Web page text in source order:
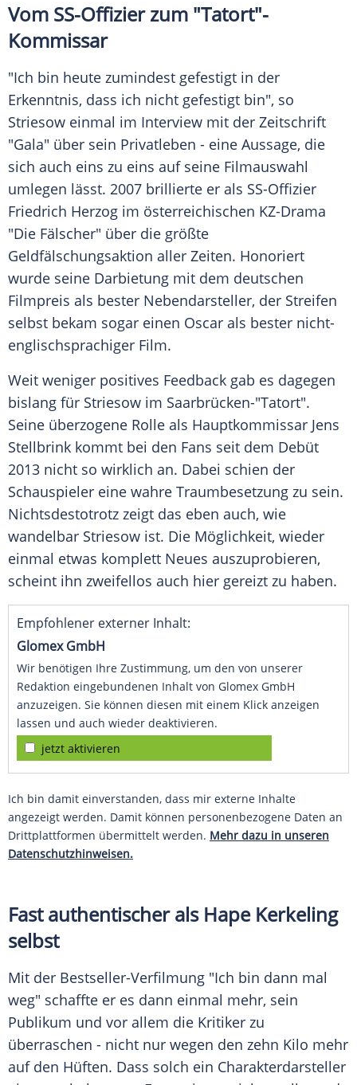
Vom SS-Offizier zum "Tatort"-
Kommissar
"Ich bin heute zumindest gefestigt in der
Erkenntnis, dass ich nicht gefestigt bin", so
Striesow einmal im Interview mit der Zeitschrift
"Gala" über sein Privatleben - eine Aussage, die
sich auch eins zu eins auf seine Filmauswahl
umlegen lässt. 2007 brillierte er als SS-Offizier
Friedrich Herzog im österreichischen KZ-Drama
"Die Fälscher" über die größte
Geldfälschungsaktion aller Zeiten. Honoriert
wurde seine Darbietung mit dem deutschen
Filmpreis als bester Nebendarsteller, der Streifen
selbst bekam sogar einen Oscar als bester nicht-
englischsprachiger Film.
Weit weniger positives Feedback gab es dagegen
bislang für Striesow im Saarbrücken-"Tatort".
Seine überzogene Rolle als Hauptkommissar Jens
Stellbrink kommt bei den Fans seit dem Debüt
2013 nicht so wirklich an. Dabei schien der
Schauspieler eine wahre Traumbesetzung zu sein.
Nichtsdestotrotz zeigt das eben auch, wie
wandelbar Striesow ist. Die Möglichkeit, wieder
einmal etwas komplett Neues auszuprobieren,
scheint ihn zweifellos auch hier gereizt zu haben.
Empfohlener externer Inhalt:
Glomex GmbH
Wir benötigen Ihre Zustimmung, um den von unserer
Redaktion eingebundenen Inhalt von Glomex GmbH
anzuzeigen. Sie können diesen mit einem Klick anzeigen
lassen und auch wieder deaktivieren.
jetzt aktivieren
Ich bin damit einverstanden, dass mir externe Inhalte
angezeigt werden. Damit können personenbezogene Daten an
Drittplattformen übermittelt werden. Mehr dazu in unseren
Datenschutzhinweisen.
Fast authentischer als Hape Kerkeling
selbst
Mit der Bestseller-Verfilmung "Ich bin dann mal
weg" schaffte er es dann einmal mehr, sein
Publikum und vor allem die Kritiker zu
überraschen - nicht nur wegen den zehn Kilo mehr
auf den Hüften. Dass solch ein Charakterdarsteller